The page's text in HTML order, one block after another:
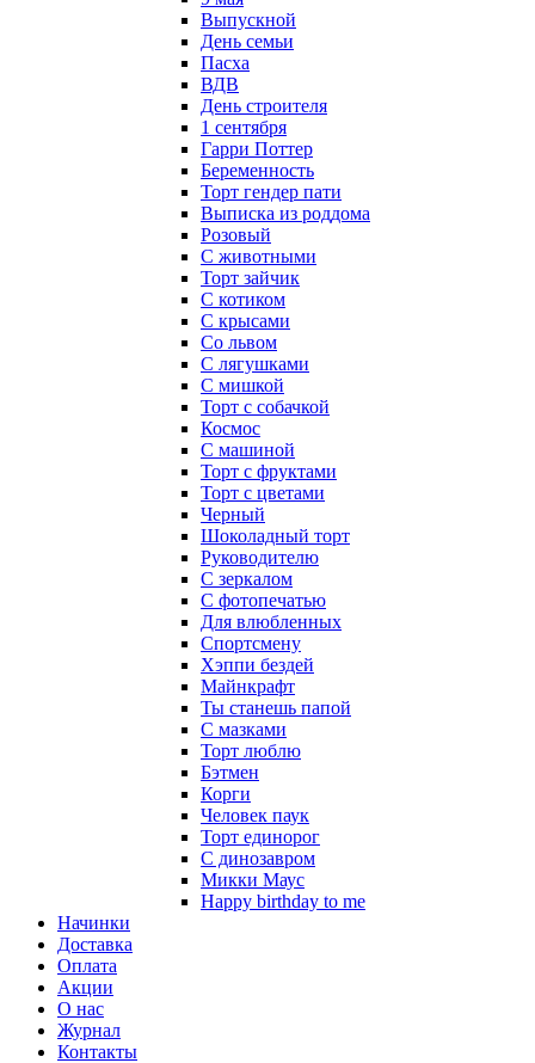
Выпускной
День семьи
Пасха
ВДВ
День строителя
1 сентября
Гарри Поттер
Беременность
Торт гендер пати
Выписка из роддома
Розовый
С животными
Торт зайчик
С котиком
С крысами
Со львом
С лягушками
С мишкой
Торт с собачкой
Космос
С машиной
Торт с фруктами
Торт с цветами
Черный
Шоколадный торт
Руководителю
С зеркалом
С фотопечатью
Для влюбленных
Спортсмену
Хэппи бездей
Майнкрафт
Ты станешь папой
С мазками
Торт люблю
Бэтмен
Корги
Человек паук
Торт единорог
С динозавром
Микки Маус
Happy birthday to me
Начинки
Доставка
Оплата
Акции
О нас
Журнал
Контакты